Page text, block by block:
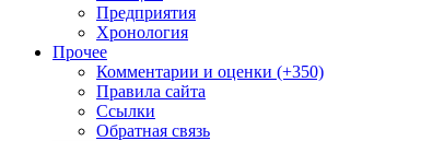
Предприятия
Хронология
Прочее
Комментарии и оценки (+350)
Правила сайта
Ссылки
Обратная связь